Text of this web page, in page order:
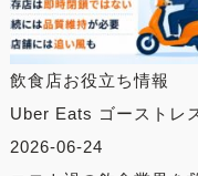
飲食店お役立ち情報
Uber Eats ゴーストレ
2026-06-24